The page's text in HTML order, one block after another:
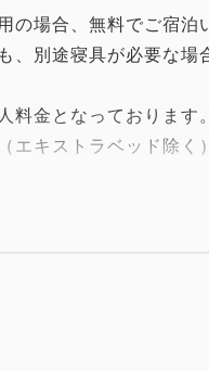
の場合、無料でご宿泊
、別途寝具が必要な場
料金となっております。
エキストラベッド除く
シ/歯磨き粉/綿棒/コ
/ボディーソープ/ハンド